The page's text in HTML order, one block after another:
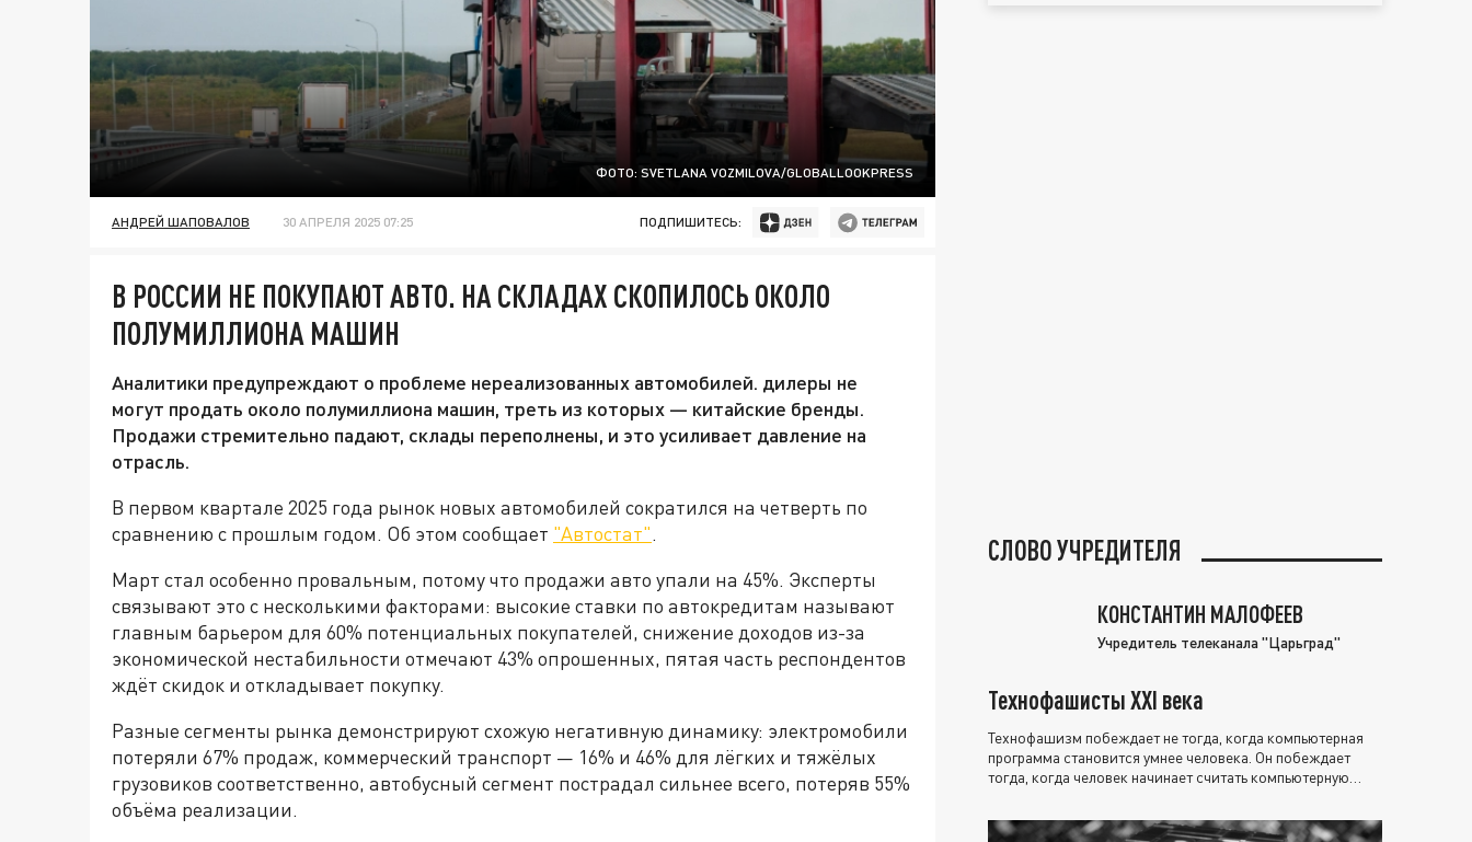
ФОТО: SVETLANA VOZMILOVA/GLOBALLOOKPRESS
АНДРЕЙ ШАПОВАЛОВ 30 АПРЕЛЯ 2025 07:25 ПОДПИШИТЕСЬ:
В РОССИИ НЕ ПОКУПАЮТ АВТО. НА СКЛАДАХ СКОПИЛОСЬ ОКОЛО
ПОЛУМИЛЛИОНА МАШИН
Аналитики предупреждают о проблеме нереализованных автомобилей. дилеры не
могут продать около полумиллиона машин, треть из которых — китайские бренды.
Продажи стремительно падают, склады переполнены, и это усиливает давление на
отрасль.
В первом квартале 2025 года рынок новых автомобилей сократился на четверть по
сравнению с прошлым годом. Об этом сообщает "Автостат".
Март стал особенно провальным, потому что продажи авто упали на 45%. Эксперты
связывают это с несколькими факторами: высокие ставки по автокредитам называют
главным барьером для 60% потенциальных покупателей, снижение доходов из-за
экономической нестабильности отмечают 43% опрошенных, пятая часть респондентов
ждёт скидок и откладывает покупку.
Разные сегменты рынка демонстрируют схожую негативную динамику: электромобили
потеряли 67% продаж, коммерческий транспорт — 16% и 46% для лёгких и тяжёлых
грузовиков соответственно, автобусный сегмент пострадал сильнее всего, потеряв 55%
объёма реализации.
СЛОВО УЧРЕДИТЕЛЯ
КОНСТАНТИН МАЛОФЕЕВ
Учредитель телеканала "Царьград"
Технофашисты XXI века
Технофашизм побеждает не тогда, когда компьютерная
программа становится умнее человека. Он побеждает
тогда, когда человек начинает считать компьютерную